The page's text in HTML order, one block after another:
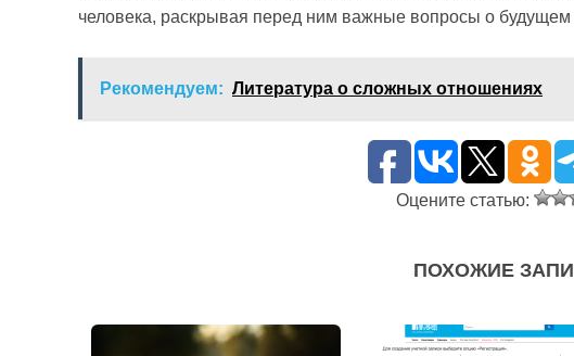
человека, раскрывая перед ним важные вопросы о будущем
Рекомендуем: Литература о сложных отношениях
Оцените статью:
ПОХОЖИЕ